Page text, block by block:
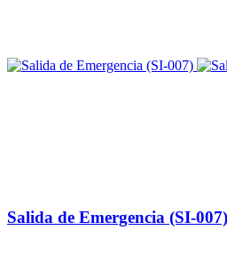
Salida de Emergencia (SI-007)